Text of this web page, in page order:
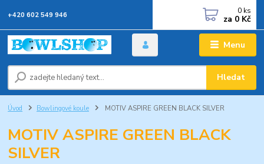
Menu
Hledat
+420 602 549 946 0 ks
za 0 Kč
Úvod Bowlingové koule MOTIV ASPIRE GREEN BLACK SILVER
MOTIV ASPIRE GREEN BLACK
SILVER